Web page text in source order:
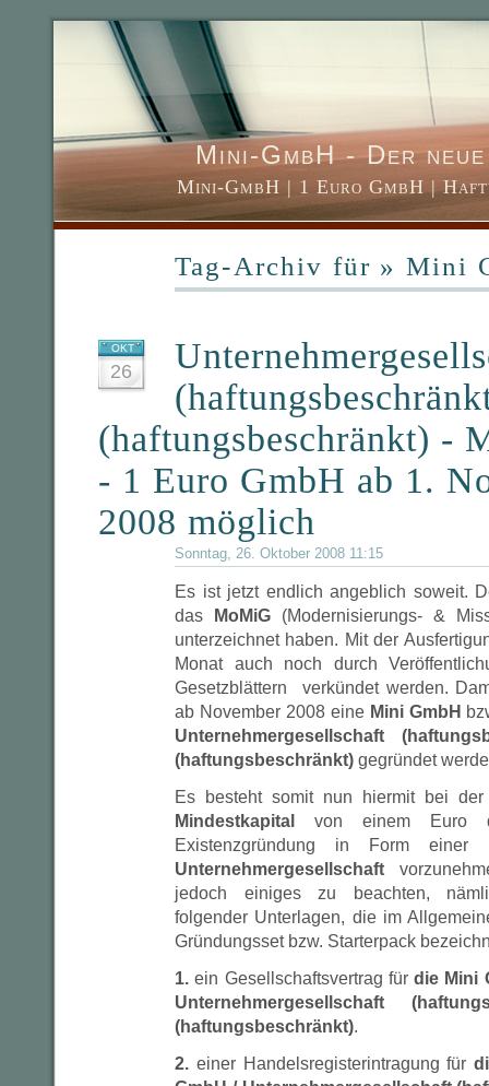
Mini-GmbH - Der
Mini-GmbH | 1 Euro GmbH |
Tag-Archiv für » Mini
OKT
26
(haftungsbeschränkt) -
- 1 Euro GmbH ab 1.
2008 möglich
Sonntag, 26. Oktober 2008 11:15
Es ist jetzt endlich angeblich soweit.
das
MoMiG (Modernisierungs- &
unterzeichnet haben. Mit der
Monat auch noch durch
Gesetzblättern verkündet werden.
ab November 2008 eine Mini GmbH
Unternehmergesellschaft
(haftungsbeschränkt) gegründet
Es besteht somit nun hiermit bei
Mindestkapital
von einem Euro
Existenzgründung in Form einer
Unternehmergesellschaft
jedoch einiges zu beachten,
folgender Unterlagen, die im
Gründungsset bzw. Starterpack
1.ein Gesellschaftsvertrag fürdie Mini
Unternehmergesellschaft
(haftungsbeschränkt).
2. einer Handelsregisterintragung für